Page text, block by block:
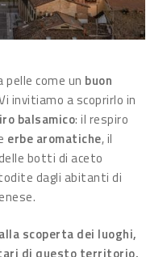
pelle come un buon
invitiamo a scoprirlo in
balsamico: il respiro
erbe aromatiche, il
botti di aceto
dagli abitanti di
scoperta dei luoghi,